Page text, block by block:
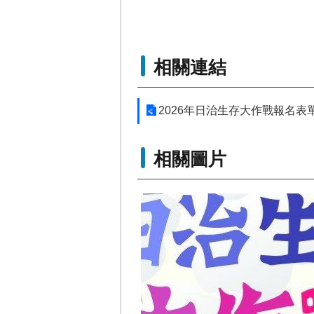
相關連結
2026年日治生存大作戰報名表
相關圖片